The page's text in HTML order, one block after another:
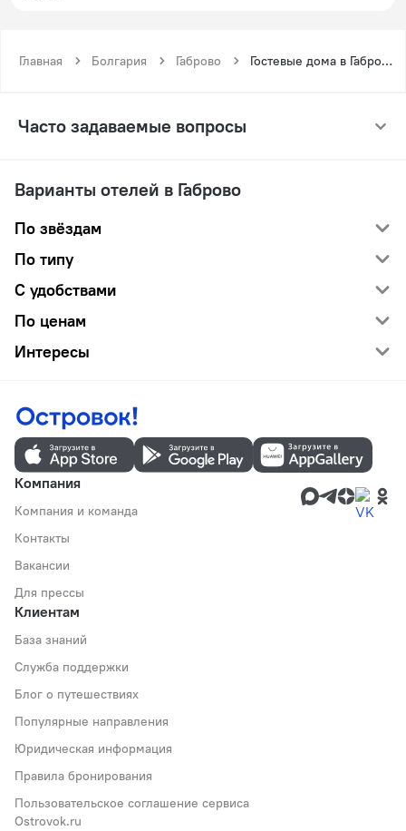
Главная Болгария Габрово Гостевые дома в Габрово
Часто задаваемые вопросы
Варианты отелей в Габрово
По звёздам
По типу
С удобствами
По ценам
Интересы
Компания
Компания и команда
Контакты
Вакансии
Для прессы
Клиентам
База знаний
Служба поддержки
Блог о путешествиях
Популярные направления
Юридическая информация
Правила бронирования
Пользовательское соглашение сервиса
Ostrovok.ru